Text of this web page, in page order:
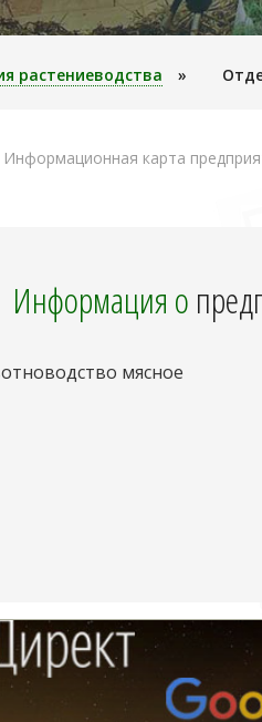
растениеводства »
Информационная карта
Информация о
мясное